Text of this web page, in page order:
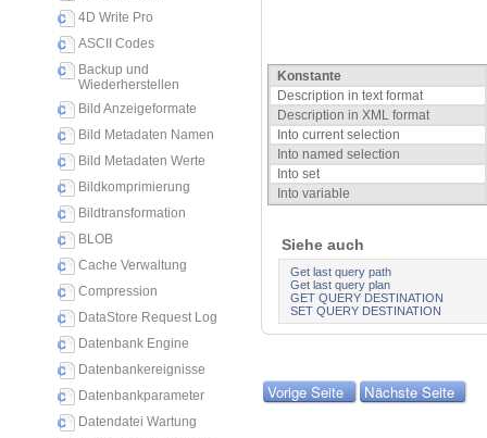
4D Write Pro
ASCII Codes
Backup und
Wiederherstellen
Bild Anzeigeformate
Bild Metadaten Namen
Bild Metadaten Werte
Bildkomprimierung
Bildtransformation
BLOB
Cache Verwaltung
Compression
DataStore Request Log
Datenbank Engine
Datenbankereignisse
Datenbankparameter
Datendatei Wartung
Konstante
Description in text format
Description in XML format
Into current selection
Into named selection
Into set
Into variable
Siehe auch
Get last query path
Get last query plan
GET QUERY DESTINATION
SET QUERY DESTINATION
Vorige Seite Nächste Seite